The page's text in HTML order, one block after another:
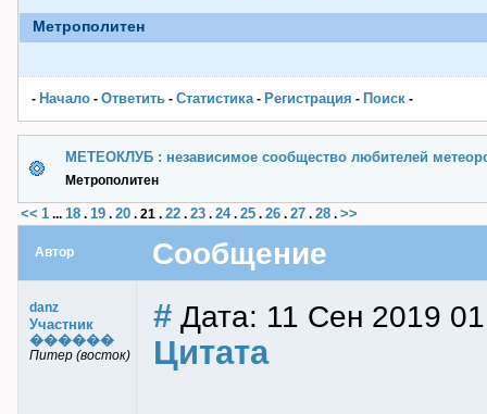
Метрополитен
- Начало - Ответить - Статистика- Pегистрация - Поиск -
МЕТЕОКЛУБ : независимое сообщество любителей
Метрополитен
<< 1 ... 18 . 19 . 20 . 21 . 22 . 23 . 24. 25 . 26 . 27 . 28 . >>
Автор Сообщение
danz
Участник
������
Питер (восток)
# Дата: 11 Сен 2019
Цитата